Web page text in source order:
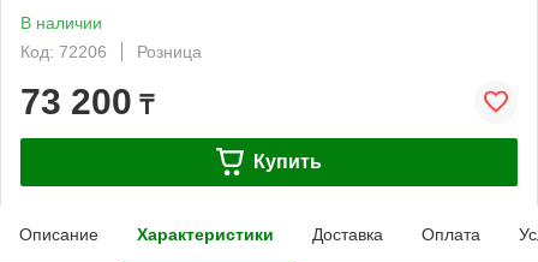
В наличии
Код: 72206
Розница
73 200 ₸
Купить
Описание Характеристики Доставка Оплата